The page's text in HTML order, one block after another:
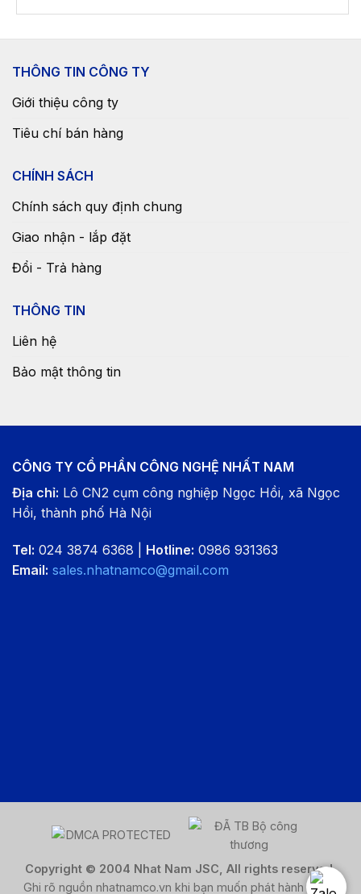
THÔNG TIN CÔNG TY
Giới thiệu công ty
Tiêu chí bán hàng
CHÍNH SÁCH
Chính sách quy định chung
Giao nhận - lắp đặt
Đổi - Trả hàng
THÔNG TIN
Liên hệ
Bảo mật thông tin
CÔNG TY CỔ PHẦN CÔNG NGHỆ NHẤT NAM
Địa chỉ: Lô CN2 cụm công nghiệp Ngọc Hồi, xã Ngọc
Hồi, thành phố Hà Nội
Tel: 024 3874 6368 | Hotline: 0986 931363
Email: sales.nhatnamco@gmail.com
Copyright © 2004 Nhat Nam JSC, All rights reserved.
Ghi rõ nguồn nhatnamco.vn khi bạn muốn phát hành lại nội